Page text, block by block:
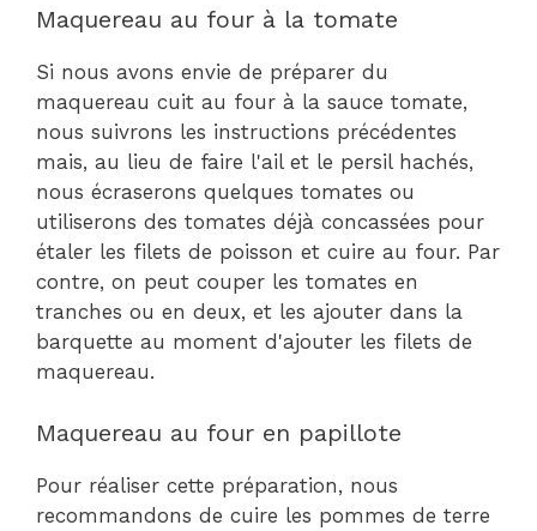
Maquereau au four à la tomate
Si nous avons envie de préparer du
maquereau cuit au four à la sauce tomate,
nous suivrons les instructions précédentes
mais, au lieu de faire l'ail et le persil hachés,
nous écraserons quelques tomates ou
utiliserons des tomates déjà concassées pour
étaler les filets de poisson et cuire au four. Par
contre, on peut couper les tomates en
tranches ou en deux, et les ajouter dans la
barquette au moment d'ajouter les filets de
maquereau.
Maquereau au four en papillote
Pour réaliser cette préparation, nous
recommandons de cuire les pommes de terre